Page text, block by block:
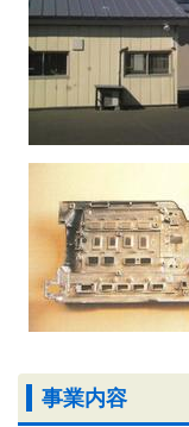
事業内容